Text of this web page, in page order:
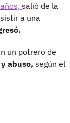
salió de la
a una
un potrero de
abuso, según el